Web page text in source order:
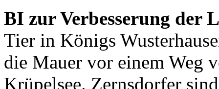
BI zur Verbesserung der
Tier in Königs
die Mauer vor einem Weg
Krüpelsee. Zernsdorfer